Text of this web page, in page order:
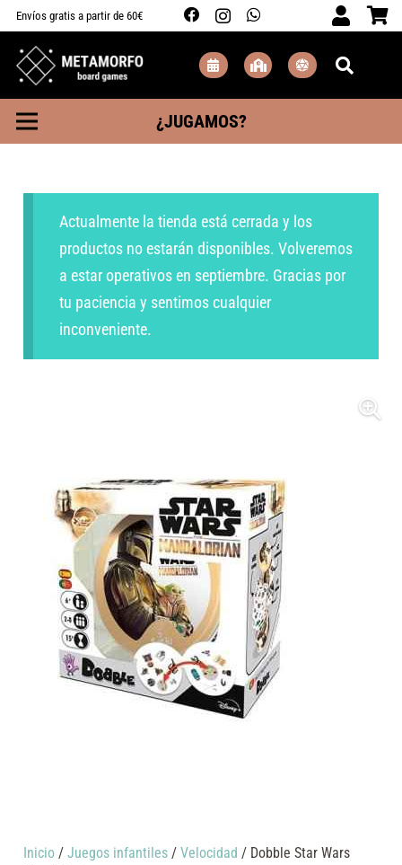
Envíos gratis a partir de 60€
¿JUGAMOS?
Actualmente la tienda está cerrada y los
productos no estarán disponibles. Volveremos
a estar operativos en septiembre. Gracias por
tu paciencia y sentimos cualquier
inconveniente.
Inicio /Juegos infantiles /Velocidad / Dobble Star Wars